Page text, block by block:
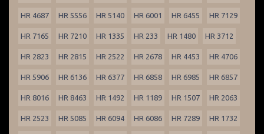
HR 4687 HR 5556 HR 5140 HR 6001 HR 6455 HR 7129
HR 7165 HR 7210 HR 1335 HR 233 HR 1480 HR 3712
HR 2823 HR 2815 HR 2522 HR 2678 HR 4453 HR 4706
HR 5906 HR 6136 HR 6377 HR 6858 HR 6985 HR 6857
HR 8016 HR 8463 HR 1492 HR 1189 HR 1507 HR 2063
HR 2523 HR 5085 HR 6094 HR 6086 HR 7289 HR 1732